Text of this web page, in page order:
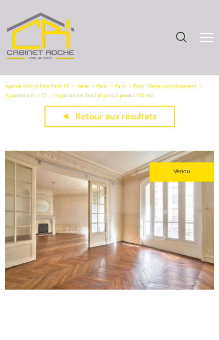
Agence immobilière Paris 15 Vente Paris Paris
Paris 15eme arrondissement
Appartement
T5 Appartement familial paris 5 piece s 108 m2
Retour aux résultats
Vendu